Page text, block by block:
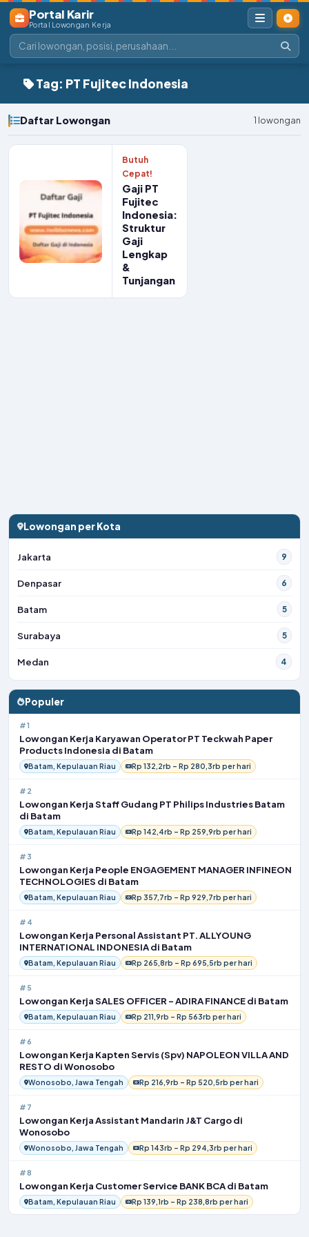
Portal Karir
Portal Lowongan Kerja
Tag: PT Fujitec Indonesia
Daftar Lowongan 1 lowongan
Butuh
Cepat!
Gaji PT
Fujitec
Indonesia:
Struktur
Gaji
Lengkap
&
Tunjangan
Lowongan per Kota
Jakarta 9
Denpasar 6
Batam 5
Surabaya 5
Medan 4
Populer
#1
Lowongan Kerja Karyawan Operator PT Teckwah Paper
Products Indonesia di Batam
Batam, Kepulauan Riau Rp 132,2rb – Rp 280,3rb per hari
#2
Lowongan Kerja Staff Gudang PT Philips Industries Batam
di Batam
Batam, Kepulauan Riau Rp 142,4rb – Rp 259,9rb per hari
#3
Lowongan Kerja People ENGAGEMENT MANAGER INFINEON
TECHNOLOGIES di Batam
Batam, Kepulauan Riau Rp 357,7rb – Rp 929,7rb per hari
#4
Lowongan Kerja Personal Assistant PT. ALLYOUNG
INTERNATIONAL INDONESIA di Batam
Batam, Kepulauan Riau Rp 265,8rb – Rp 695,5rb per hari
#5
Lowongan Kerja SALES OFFICER – ADIRA FINANCE di Batam
Batam, Kepulauan Riau Rp 211,9rb – Rp 563rb per hari
#6
Lowongan Kerja Kapten Servis (Spv) NAPOLEON VILLA AND
RESTO di Wonosobo
Wonosobo, Jawa Tengah Rp 216,9rb – Rp 520,5rb per hari
#7
Lowongan Kerja Assistant Mandarin J&T Cargo di
Wonosobo
Wonosobo, Jawa Tengah Rp 143rb – Rp 294,3rb per hari
#8
Lowongan Kerja Customer Service BANK BCA di Batam
Batam, Kepulauan Riau Rp 139,1rb – Rp 238,8rb per hari